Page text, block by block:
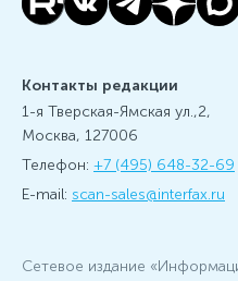
Сетевое издание
Контакты редакции
1-я Тверская-Ямская ул.,2,
Москва, 127006
Телефон: +7 (495) 648-32-69
E-mail: scan-sales@interfax.ru